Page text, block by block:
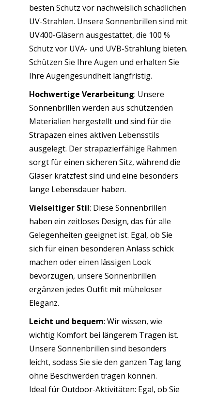
besten Schutz vor nachweislich schädlichen
UV-Strahlen. Unsere Sonnenbrillen sind mit
UV400-Gläsern ausgestattet, die 100 %
Schutz vor UVA- und UVB-Strahlung bieten.
Schützen Sie Ihre Augen und erhalten Sie
Ihre Augengesundheit langfristig.
Hochwertige Verarbeitung: Unsere
Sonnenbrillen werden aus schützenden
Materialien hergestellt und sind für die
Strapazen eines aktiven Lebensstils
ausgelegt. Der strapazierfähige Rahmen
sorgt für einen sicheren Sitz, während die
Gläser kratzfest sind und eine besonders
lange Lebensdauer haben.
Vielseitiger Stil: Diese Sonnenbrillen
haben ein zeitloses Design, das für alle
Gelegenheiten geeignet ist. Egal, ob Sie
sich für einen besonderen Anlass schick
machen oder einen lässigen Look
bevorzugen, unsere Sonnenbrillen
ergänzen jedes Outfit mit müheloser
Eleganz.
Leicht und bequem: Wir wissen, wie
wichtig Komfort bei längerem Tragen ist.
Unsere Sonnenbrillen sind besonders
leicht, sodass Sie sie den ganzen Tag lang
ohne Beschwerden tragen können.
Ideal für Outdoor-Aktivitäten: Egal, ob Sie